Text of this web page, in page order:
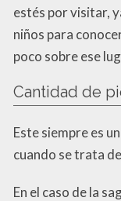
estés por visitar,
niños para
poco sobre ese
Cantidad de
Este siempre es
cuando se trata
En el caso de la